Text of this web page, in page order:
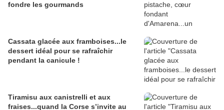
fondre les gourmands
Cassata glacée aux framboises...le
dessert idéal pour se rafraîchir
pendant la canicule !
Tiramisu aux canistrelli et aux
fraises...quand la Corse s’invite au